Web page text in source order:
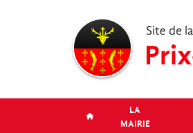
LA
MAIRIE